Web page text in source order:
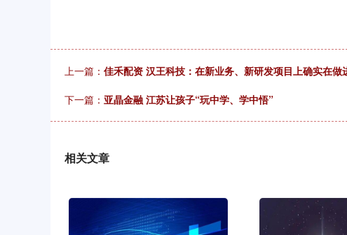
上一篇： 佳禾配资 汉王科技：在新业务、新研发项目上确实在
下一篇： 亚晶金融 江苏让孩子“玩中学、学中悟”
相关文章